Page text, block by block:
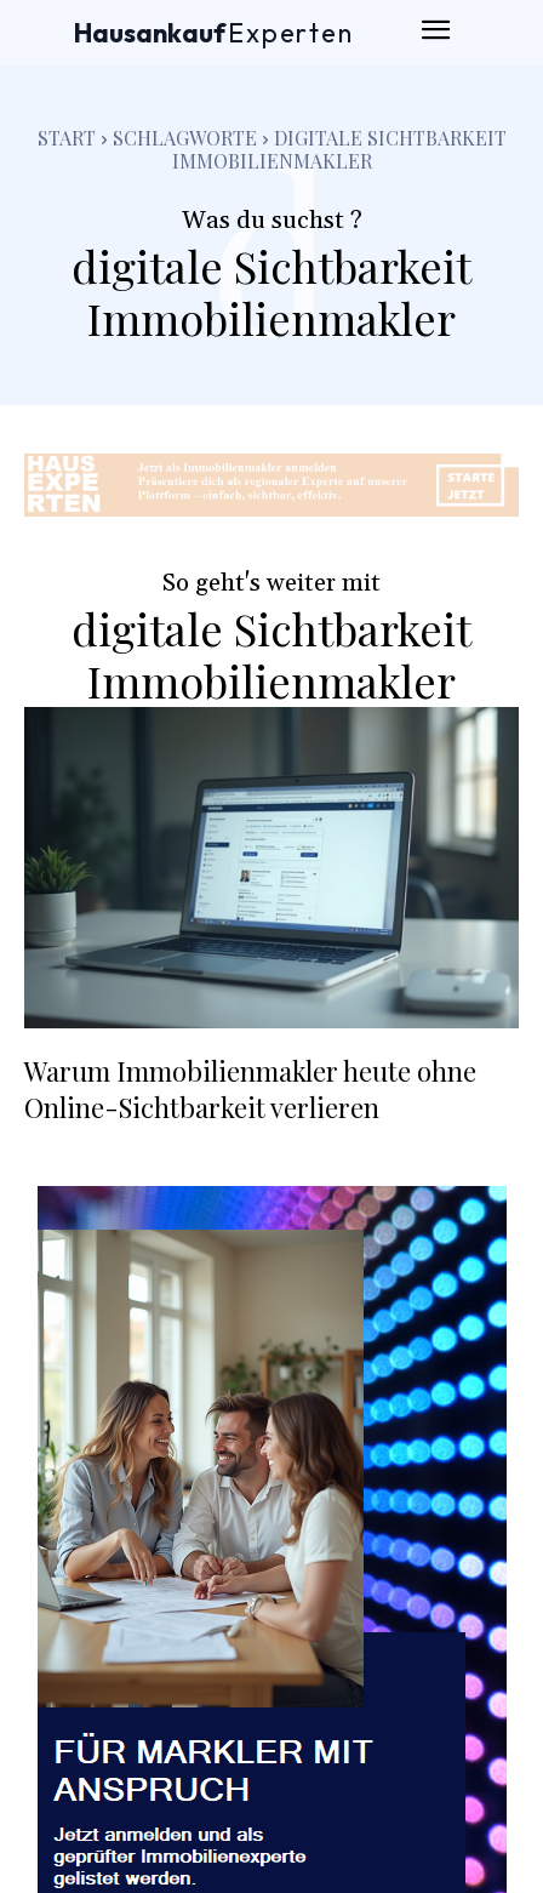
HausankaufExperten
START SCHLAGWORTE
DIGITALE SICHTBARKEIT
IMMOBILIENMAKLER
Was du suchst ?
digitale Sichtbarkeit
Immobilienmakler
d
So geht's weiter mit
digitale Sichtbarkeit
Immobilienmakler
d
Warum Immobilienmakler heute ohne
Online-Sichtbarkeit verlieren